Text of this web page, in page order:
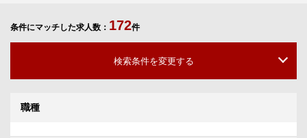
条件にマッチした求人数： 172件
検索条件を変更する
職種